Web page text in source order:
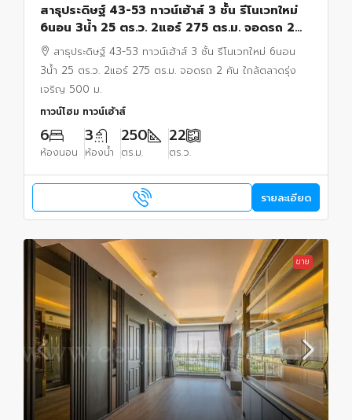
สาธุประดิษฐ์ 43-53 ทาวน์เฮ้าส์ 3 ชั้น รีโนเวทใหม่
6นอน 3น้ำ 25 ตร.ว. 2แอร์ 275 ตร.ม. จอดรถ 2
คัน ใกล้ตลาดรุ่งเจริญ 500 ม.
สาธุประดิษฐ์ 43-53 ทาวน์เฮ้าส์ 3 ชั้น รีโนเวทใหม่ 6นอน
3น้ำ 25 ตร.ว. 2แอร์ 275 ตร.ม. จอดรถ 2 คัน ใกล้ตลาดรุ่ง
เจริญ 500 ม.
ทาวน์โฮม ทาวน์เฮ้าส์
6
ห้องนอน
3
ห้องน้ำ
250
ตร.ม.
22
ตร.ว.
รายละเอียด
ขาย